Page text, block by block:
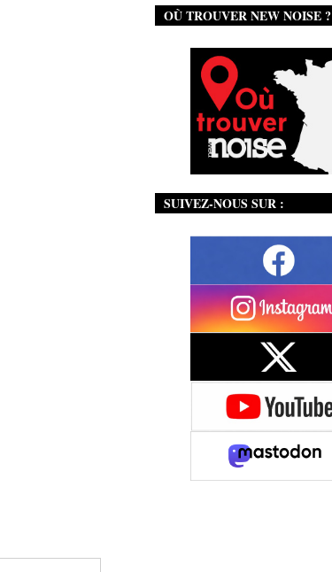
OÙ TROUVER NEW NOISE ?
SUIVEZ-NOUS SUR :